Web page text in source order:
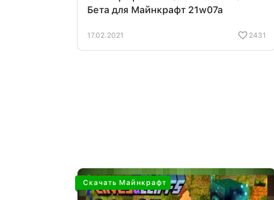
Бета для Майнкрафт 21w07a
17.02.2021 2431
Скачать Майнкрафт